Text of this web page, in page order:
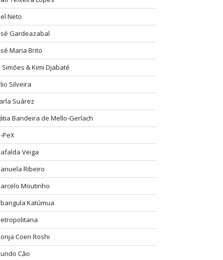
Neto
Gardeazabal
Maria Brito
Simões & Kimi Djabaté
Silveira
Suárez
Bandeira de Mello-Gerlach
PeX
Veiga
Ribeiro
Moutinho
Katúmua
Coen Roshi
Cão